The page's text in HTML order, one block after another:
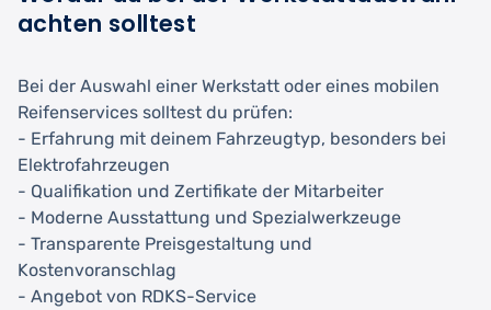
achten solltest
Bei der Auswahl einer Werkstatt oder eines mobilen
Reifenservices solltest du prüfen:
- Erfahrung mit deinem Fahrzeugtyp, besonders bei
Elektrofahrzeugen
- Qualifikation und Zertifikate der Mitarbeiter
- Moderne Ausstattung und Spezialwerkzeuge
- Transparente Preisgestaltung und
Kostenvoranschlag
- Angebot von RDKS-Service